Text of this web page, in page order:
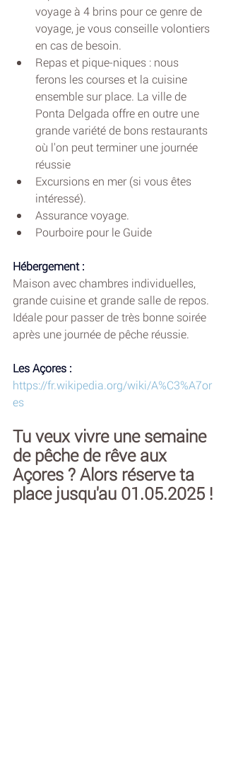
voyage à 4 brins pour ce genre de
voyage, je vous conseille volontiers
en cas de besoin.
Repas et pique-niques : nous
ferons les courses et la cuisine
ensemble sur place. La ville de
Ponta Delgada offre en outre une
grande variété de bons restaurants
où l'on peut terminer une journée
réussie
Excursions en mer (si vous êtes
intéressé).
Assurance voyage.
Pourboire pour le Guide
Hébergement :
Maison avec chambres individuelles,
grande cuisine et grande salle de repos.
Idéale pour passer de très bonne soirée
après une journée de pêche réussie.
Les Açores :
https://fr.wikipedia.org/wiki/A%C3%A7or
es
Tu veux vivre une semaine
de pêche de rêve aux
Açores ? Alors réserve ta
place jusqu'au 01.05.2025 !